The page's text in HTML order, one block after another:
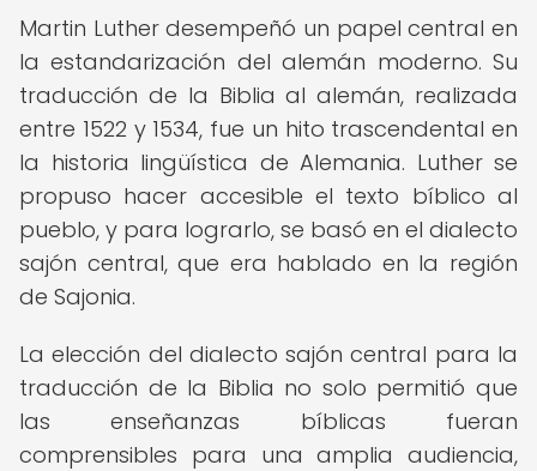
Martin Luther desempeñó un papel central en
la estandarización del alemán moderno. Su
traducción de la Biblia al alemán, realizada
entre 1522 y 1534, fue un hito trascendental en
la historia lingüística de Alemania. Luther se
propuso hacer accesible el texto bíblico al
pueblo, y para lograrlo, se basó en el dialecto
sajón central, que era hablado en la región
de Sajonia.
La elección del dialecto sajón central para la
traducción de la Biblia no solo permitió que
las enseñanzas bíblicas fueran
comprensibles para una amplia audiencia,